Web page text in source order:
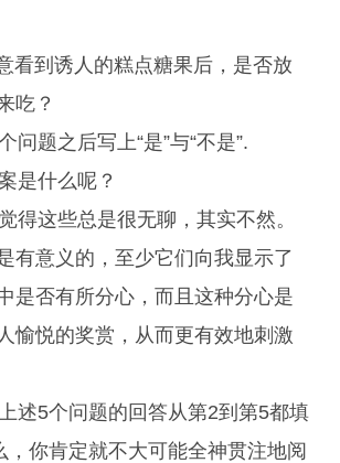
到诱人的糕点糖果后，是否放
吃？
题之后写上“是”与“不是”.
什么呢？
这些总是很无聊，其实不然。
有意义的，至少它们向我显示了
是否有所分心，而且这种分心是
愉悦的奖赏，从而更有效地刺激
5个问题的回答从第2到第5都填
，你肯定就不大可能全神贯注地阅